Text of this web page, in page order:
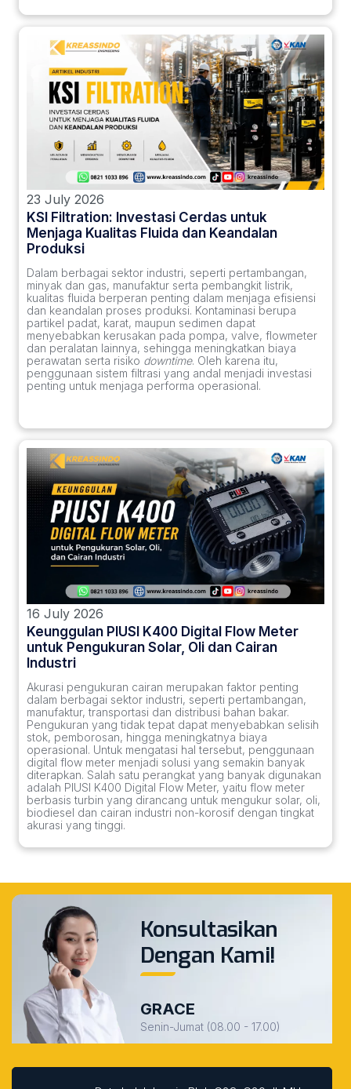
23 July 2026
KSI Filtration: Investasi Cerdas untuk
Menjaga Kualitas Fluida dan Keandalan
Produksi
Dalam berbagai sektor industri, seperti pertambangan,
minyak dan gas, manufaktur serta pembangkit listrik,
kualitas fluida berperan penting dalam menjaga efisiensi
dan keandalan proses produksi. Kontaminasi berupa
partikel padat, karat, maupun sedimen dapat
menyebabkan kerusakan pada pompa, valve, flowmeter
dan peralatan lainnya, sehingga meningkatkan biaya
perawatan serta risiko downtime. Oleh karena itu,
penggunaan sistem filtrasi yang andal menjadi investasi
penting untuk menjaga performa operasional.
16 July 2026
Keunggulan PIUSI K400 Digital Flow Meter
untuk Pengukuran Solar, Oli dan Cairan
Industri
Akurasi pengukuran cairan merupakan faktor penting
dalam berbagai sektor industri, seperti pertambangan,
manufaktur, transportasi dan distribusi bahan bakar.
Pengukuran yang tidak tepat dapat menyebabkan selisih
stok, pemborosan, hingga meningkatnya biaya
operasional. Untuk mengatasi hal tersebut, penggunaan
digital flow meter menjadi solusi yang semakin banyak
diterapkan. Salah satu perangkat yang banyak digunakan
adalah PIUSI K400 Digital Flow Meter, yaitu flow meter
berbasis turbin yang dirancang untuk mengukur solar, oli,
biodiesel dan cairan industri non-korosif dengan tingkat
akurasi yang tinggi.
Konsultasikan
Dengan Kami!
GRACE
Senin-Jumat (08.00 - 17.00)